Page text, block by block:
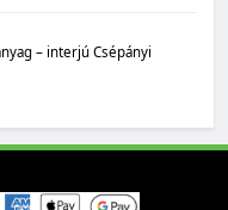
– interjú Csépányi